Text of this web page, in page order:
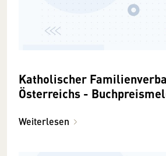
Katholischer
Österreichs -
Weiterlesen